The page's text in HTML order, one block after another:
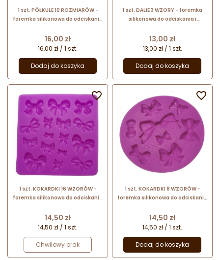
1 szt. PÓŁKULE 10 ROZMIARÓW -
foremka silikonowa do odciskania
Cena
16,00 zł
16,00 zł / 1 szt.
Dodaj do koszyka
1 szt. DALIE 3 WZORY - foremka
silikonowa do odciskania i
Cena
13,00 zł
13,00 zł / 1 szt.
Dodaj do koszyka
1 szt. KOKARDKI 16 WZORÓW -
foremka silikonowa do odciskania
Cena
14,50 zł
14,50 zł / 1 szt.
Chwilowy brak

1 szt. KOKARDKI 8 WZORÓW -
foremka silikonowa do odciskania
Cena
14,50 zł
14,50 zł / 1 szt.
Dodaj do koszyka
